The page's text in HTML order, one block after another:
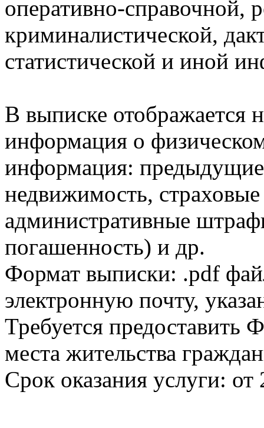
оперативно-справочной,
криминалистической,
статистической и иной
В выписке отображается
информация о
информация:
недвижимость,
административные
погашенность) и др.
Формат выписки: .pdf
электронную почту,
Требуется
места жительства
Срок оказания услуги: от